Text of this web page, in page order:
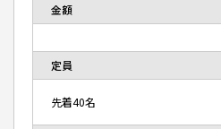
金額
定員
先着40名